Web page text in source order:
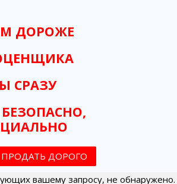
ДОРОЖЕ
СРАЗУ
ПРОДАТЬ ДОРОГО
вашему запросу, не обнаружено.